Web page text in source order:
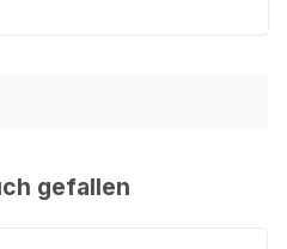
gefallen